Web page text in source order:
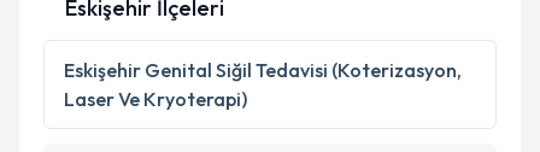
Kişisel verilerimin işlenmesine ilişkin
Aydınlatma
Metni 'ni okudum ve kişisel verilerimin belirtilen
kapsamda işlenmesini kabul ediyorum.
Eskişehir İlçeleri
Eskişehir Genital Siğil Tedavisi (Koterizasyon,
Laser Ve Kryoterapi)